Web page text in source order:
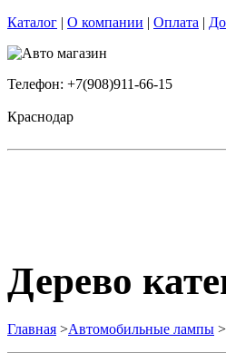
Каталог | О компании | Оплата |
Телефон: +7(908)911-66-15
Краснодар
Дерево
Главная >Автомобильные лампы >